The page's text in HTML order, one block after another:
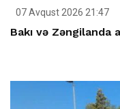
07 Avqust 2026 21:47
Bakı və Zəngilanda